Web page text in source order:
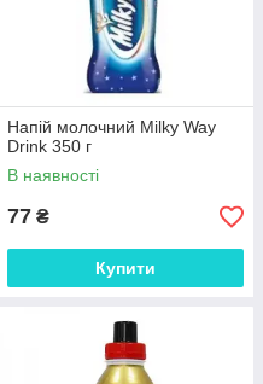
Напій молочний Milky Way
Drink 350 г
В наявності
77 ₴
Купити